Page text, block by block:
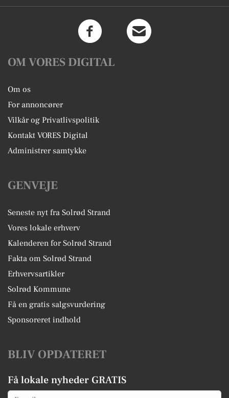
OM VORES DIGITAL
Om os
For annoncører
Vilkår og Privatlivspolitik
Kontakt VORES Digital
Administrer samtykke
GENVEJE
Seneste nyt fra Solrød Strand
Vores lokale erhverv
Kalenderen for Solrød Strand
Fakta om Solrød Strand
Erhvervsartikler
Solrød Kommune
Få en gratis salgsvurdering
Sponsoreret indhold
BLIV OPDATERET
Få lokale nyheder GRATIS